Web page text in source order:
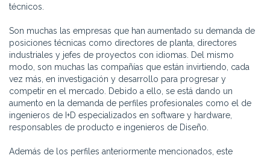
técnicos.
Son muchas las empresas que han aumentado su demanda de
posiciones técnicas como directores de planta, directores
industriales y jefes de proyectos con idiomas. Del mismo
modo, son muchas las compañías que están invirtiendo, cada
vez más, en investigación y desarrollo para progresar y
competir en el mercado. Debido a ello, se está dando un
aumento en la demanda de perfiles profesionales como el de
ingenieros de I+D especializados en software y hardware,
responsables de producto e ingenieros de Diseño.
Además de los perfiles anteriormente mencionados, este